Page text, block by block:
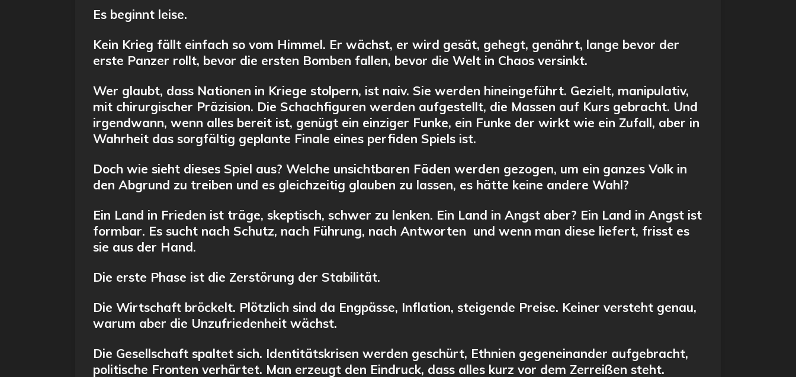
y
g
Es beginnt leise.
Kein Krieg fällt einfach so vom Himmel. Er wächst, er wird gesät, gehegt, genährt, lange bevor der
erste Panzer rollt, bevor die ersten Bomben fallen, bevor die Welt in Chaos versinkt.
Wer glaubt, dass Nationen in Kriege stolpern, ist naiv. Sie werden hineingeführt. Gezielt, manipulativ,
mit chirurgischer Präzision. Die Schachfiguren werden aufgestellt, die Massen auf Kurs gebracht. Und
irgendwann, wenn alles bereit ist, genügt ein einziger Funke, ein Funke der wirkt wie ein Zufall, aber in
Wahrheit das sorgfältig geplante Finale eines perfiden Spiels ist.
Doch wie sieht dieses Spiel aus? Welche unsichtbaren Fäden werden gezogen, um ein ganzes Volk in
den Abgrund zu treiben und es gleichzeitig glauben zu lassen, es hätte keine andere Wahl?
Ein Land in Frieden ist träge, skeptisch, schwer zu lenken. Ein Land in Angst aber? Ein Land in Angst ist
formbar. Es sucht nach Schutz, nach Führung, nach Antworten und wenn man diese liefert, frisst es
sie aus der Hand.
Die erste Phase ist die Zerstörung der Stabilität.
Die Wirtschaft bröckelt. Plötzlich sind da Engpässe, Inflation, steigende Preise. Keiner versteht genau,
warum aber die Unzufriedenheit wächst.
Die Gesellschaft spaltet sich. Identitätskrisen werden geschürt, Ethnien gegeneinander aufgebracht,
politische Fronten verhärtet. Man erzeugt den Eindruck, dass alles kurz vor dem Zerreißen steht.